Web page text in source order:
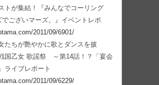
トが集結！『みんなでコーリング
でございマーズ。』イベントレポ
2011/09/6901/
たちが艶やかに歌とダンスを披
国乙女 歌謡祭 ～第14話！？「宴会
ライブレポート
2011/09/6229/